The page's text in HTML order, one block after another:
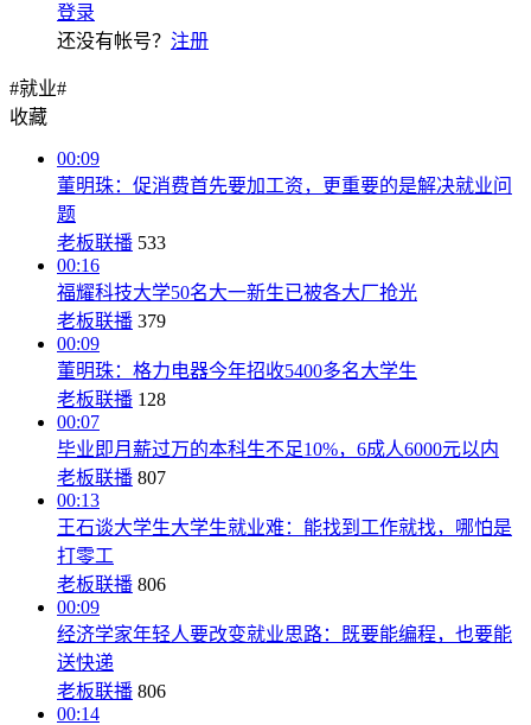
登录
还没有帐号？ 注册
#就业#
收藏
00:09
董明珠：促消费首先要加工资，更重要的是解决就业问
题
老板联播 533
00:16
福耀科技大学50名大一新生已被各大厂抢光
老板联播 379
00:09
董明珠：格力电器今年招收5400多名大学生
老板联播 128
00:07
毕业即月薪过万的本科生不足10%，6成人6000元以内
老板联播 807
00:13
王石谈大学生大学生就业难：能找到工作就找，哪怕是
打零工
老板联播 806
00:09
经济学家年轻人要改变就业思路：既要能编程，也要能
送快递
老板联播 806
00:14